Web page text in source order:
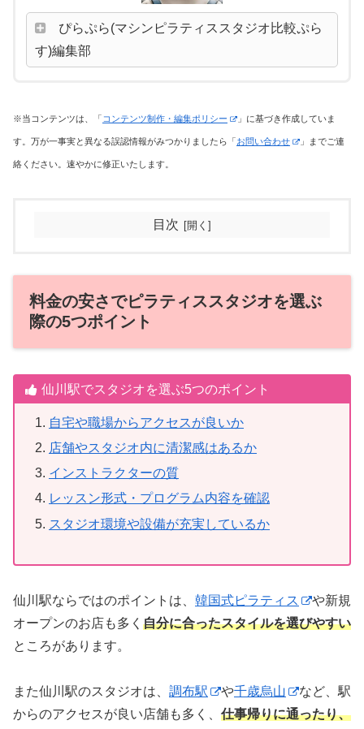
ぴらぷら(マシンピラティススタジオ比較ぷら
す)編集部
※当コンテンツは、「 コンテンツ制作・編集ポリシー 」に基づき作成していま
す。万が一事実と異なる誤認情報がみつかりましたら「お問い合わせ 」までご連
絡ください。速やかに修正いたします。
目次
料金の安さでピラティススタジオを選ぶ
際の5つポイント
仙川駅でスタジオを選ぶ5つのポイント
自宅や職場からアクセスが良いか
店舗やスタジオ内に清潔感はあるか
インストラクターの質
レッスン形式・プログラム内容を確認
スタジオ環境や設備が充実しているか
仙川駅ならではのポイントは、 韓国式ピラティス
や新規
オープンのお店も多く 自分に合ったスタイルを選びやすい
ところがあります。
また仙川駅のスタジオは、 調布駅 や千歳烏山
など、駅
からのアクセスが良い店舗も多く、 仕事帰りに通ったり、